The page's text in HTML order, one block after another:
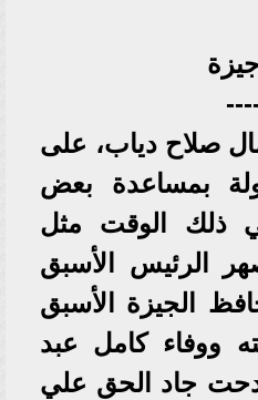
صلاح دياب، على
بمساعدة بعض
ذلك الوقت مثل
الرئيس الأسبق
الجيزة الأسبق
ووفاء كامل عبد
جاد الحق علي